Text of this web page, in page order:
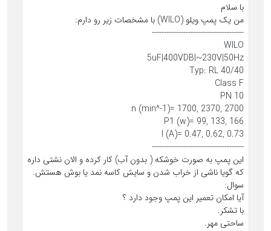
با سلام
من یک پمپ ویلو (WILO) با مشخصات زیر رو دارم:
--------------------------------------
WILO
5uF|400VDB|~230V|50Hz
Typ: RL 40/40
Class F
PN 10
n (min^-1)= 1700, 2370, 2700
P1 (w)= 99, 133, 166
I (A)= 0.47, 0.62, 0.73
--------------------------------------
این پمپ به صورت خوشکه ( بدون آب) کار کرده و الان نشتی داره
که گویا ناشی از خراب شدن و سایش کاسه نمد یا بوش هستش.
سوال:
آیا امکان تعمیر این پمپ وجود دارد ؟
با تشکر.
ساحتی مهر.